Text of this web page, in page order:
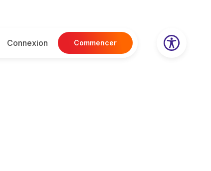
Connexion Commencer